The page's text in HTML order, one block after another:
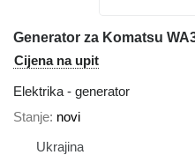
Generator za Komatsu
Cijena na upit
Elektrika - generator
Stanje novi
Ukrajina